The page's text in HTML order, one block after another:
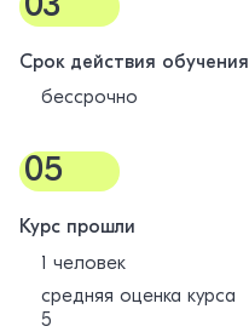
Срок действия обучения
бессрочно
05
Курс прошли
1 человек
средняя оценка курса
5